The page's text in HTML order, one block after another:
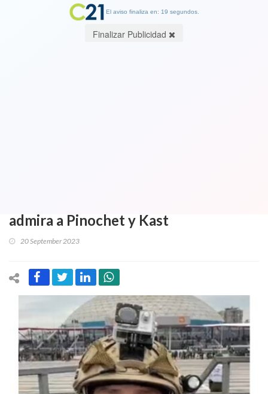
admira a Pinochet y Kast
20 September 2023
El aviso finaliza en: 19 segundos.
Finalizar Publicidad